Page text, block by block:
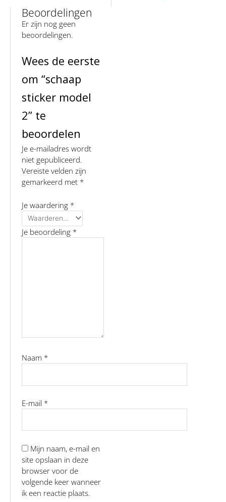
Beoordelingen
Er zijn nog geen
beoordelingen.
Wees de eerste
om “schaap
sticker model
2” te
beoordelen
Je e-mailadres wordt
niet gepubliceerd.
Vereiste velden zijn
gemarkeerd met *
Je waardering *
Je beoordeling *
Naam *
E-mail *
Mijn naam, e-mail en
site opslaan in deze
browser voor de
volgende keer wanneer
ik een reactie plaats.